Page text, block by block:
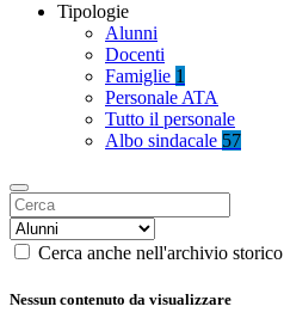
Tipologie
Alunni
Docenti
Famiglie 1
Personale ATA
Tutto il personale
Albo sindacale 57
Cerca anche nell'archivio storico
Nessun contenuto da visualizzare